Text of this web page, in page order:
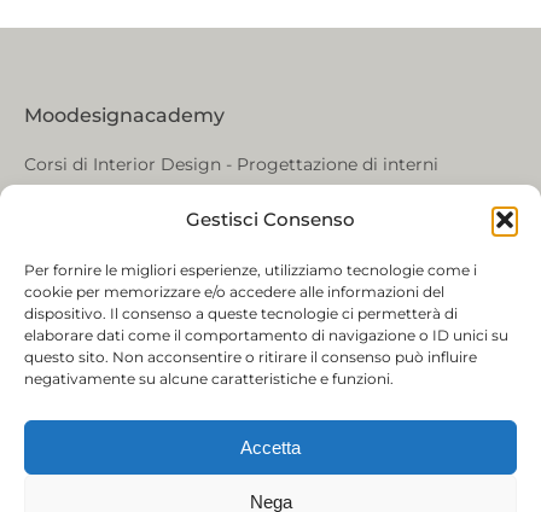
Gestisci Consenso
Per fornire le migliori esperienze, utilizziamo tecnologie come i
cookie per memorizzare e/o accedere alle informazioni del
dispositivo. Il consenso a queste tecnologie ci permetterà di
elaborare dati come il comportamento di navigazione o ID unici su
questo sito. Non acconsentire o ritirare il consenso può influire
negativamente su alcune caratteristiche e funzioni.
Accetta
Nega
Moodesignacademy
Corsi di Interior Design - Progettazione di interni
COWO Villa Modena, Via Zamboni 24 37131, Verona
Find us on:
Facebook
page
opens
Instagram
page
opens
Mail
page
opens